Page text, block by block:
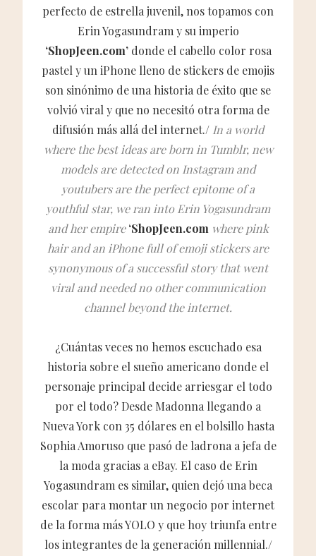
perfecto de estrella juvenil, nos topamos con
Erin Yogasundram y su imperio
‘ShopJeen.com’ donde el cabello color rosa
pastel y un iPhone lleno de stickers de emojis
son sinónimo de una historia de éxito que se
volvió viral y que no necesitó otra forma de
difusión más allá del internet./ In a world
where the best ideas are born in Tumblr, new
models are detected on Instagram and
youtubers are the perfect epitome of a
youthful star, we ran into Erin Yogasundram
and her empire‘ShopJeen.com where pink
hair and an iPhone full of emoji stickers are
synonymous of a successful story that went
viral and needed no other communication
channel beyond the internet.
¿Cuántas veces no hemos escuchado esa
historia sobre el sueño americano donde el
personaje principal decide arriesgar el todo
por el todo? Desde Madonna llegando a
Nueva York con 35 dólares en el bolsillo hasta
Sophia Amoruso que pasó de ladrona a jefa de
la moda gracias a eBay. El caso de Erin
Yogasundram es similar, quien dejó una beca
escolar para montar un negocio por internet
de la forma más YOLO y que hoy triunfa entre
los integrantes de la generación millennial./